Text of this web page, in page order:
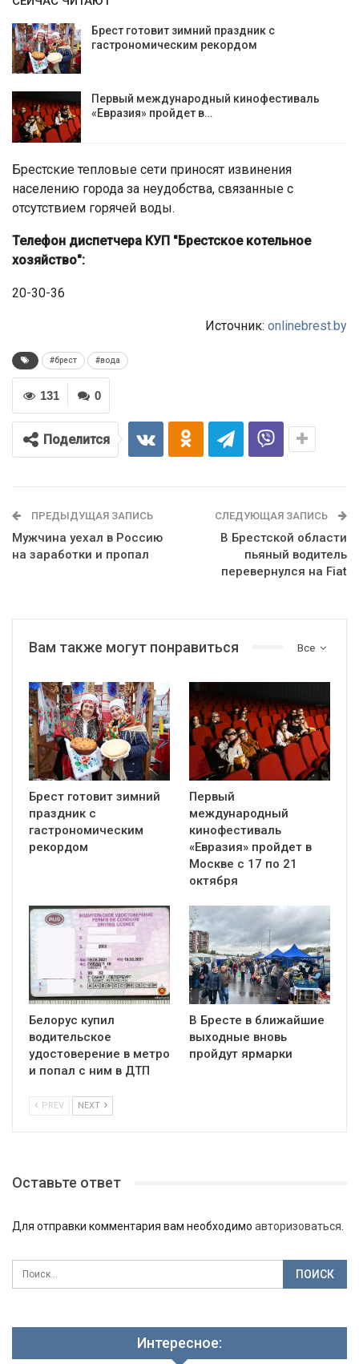
Брест готовит зимний праздник с
гастрономическим рекордом
Первый международный кинофестиваль
«Евразия» пройдет в…
Брестские тепловые сети приносят извинения
населению города за неудобства, связанные с
отсутствием горячей воды.
Телефон диспетчера КУП "Брестское котельное
хозяйство":
20-30-36
Источник: onlinebrest.by
#брест #вода
0
131
Поделится
ПРЕДЫДУЩАЯ ЗАПИСЬ
Мужчина уехал в Россию
на заработки и пропал
СЛЕДУЮЩАЯ ЗАПИСЬ
В Брестской области
пьяный водитель
перевернулся на Fiat
Все
Вам также могут понравиться
Брест готовит зимний
праздник с
гастрономическим
рекордом
Первый
международный
кинофестиваль
«Евразия» пройдет в
Москве с 17 по 21
октября
Белорус купил
водительское
удостоверение в метро
и попал с ним в ДТП
В Бресте в ближайшие
выходные вновь
пройдут ярмарки
PREV NEXT
Оставьте ответ
Для отправки комментария вам необходимо авторизоваться
Интересное: